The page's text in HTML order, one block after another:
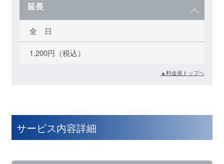
延長
全 日
1,200円（税込）
▲料金表トップへ
サービス内容詳細